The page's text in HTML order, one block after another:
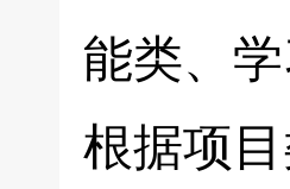
能类、
根据项